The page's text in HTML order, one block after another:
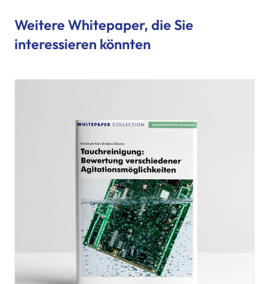
Weitere Whitepaper, die Sie
interessieren könnten